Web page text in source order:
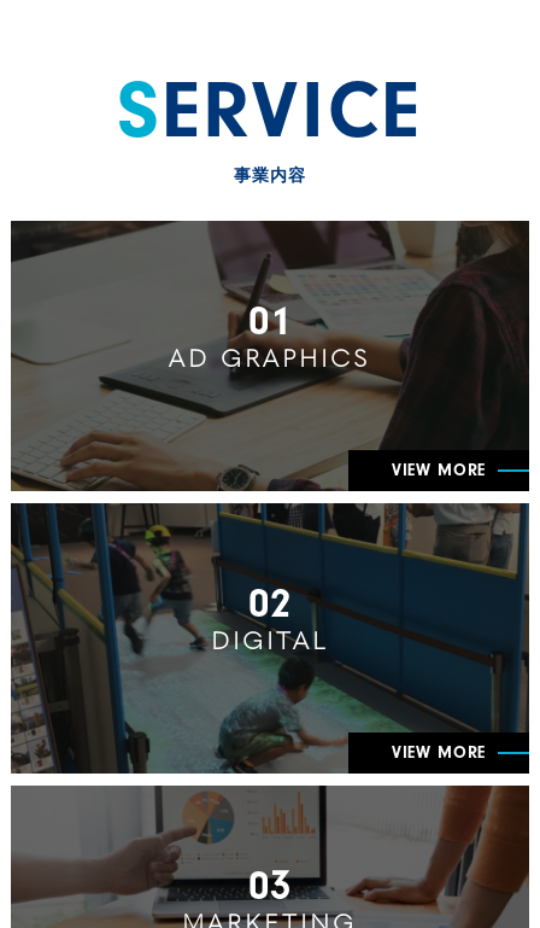
SERVICE
事業内容
01
AD GRAPHICS
VIEW MORE
02
DIGITAL
VIEW MORE
03